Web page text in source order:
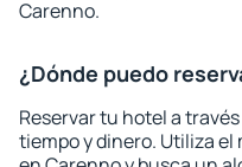
Carenno.
¿Dónde puedo
Reservar tu hotel a
tiempo y dinero. Utiliza